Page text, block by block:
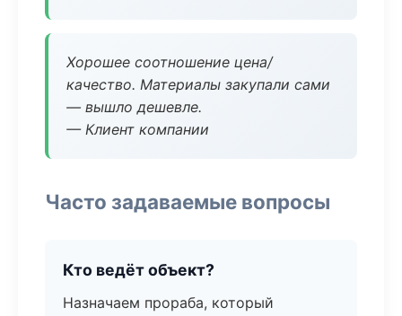
Хорошее соотношение цена/
качество. Материалы закупали сами
— вышло дешевле.
— Клиент компании
Часто задаваемые вопросы
Кто ведёт объект?
Назначаем прораба, который